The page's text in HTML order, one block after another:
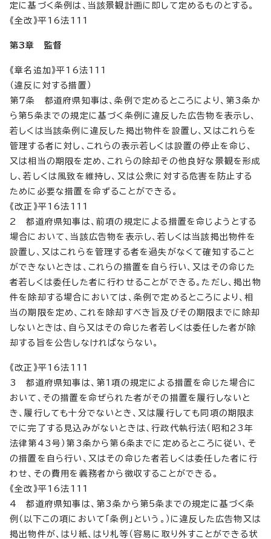
定に基づく条例は、当該景観計画に即して定めるものとする。
《全改》平16法111
第3章 監督
《章名追加》平16法111
（違反に対する措置）
第7条 都道府県知事は、条例で定めるところにより、第3条か
ら第5条までの規定に基づく条例に違反した広告物を表示し、
若しくは当該条例に違反した掲出物件を設置し、又はこれらを
管理する者に対し、これらの表示若しくは設置の停止を命じ、
又は相当の期限を定め、これらの除却その他良好な景観を形成
し、若しくは風致を維持し、又は公衆に対する危害を防止する
ために必要な措置を命ずることができる。
《改正》平16法111
2 都道府県知事は、前項の規定による措置を命じようとする
場合において、当該広告物を表示し、若しくは当該掲出物件を
設置し、又はこれらを管理する者を過失がなくて確知すること
ができないときは、これらの措置を自ら行い、又はその命じた
者若しくは委任した者に行わせることができる。ただし、掲出物
件を除却する場合においては、条例で定めるところにより、相
当の期限を定め、これを除却すべき旨及びその期限までに除却
しないときは、自ら又はその命じた者若しくは委任した者が除
却する旨を公告しなければならない。
《改正》平16法111
3 都道府県知事は、第1項の規定による措置を命じた場合に
おいて、その措置を命ぜられた者がその措置を履行しないと
き、履行しても十分でないとき、又は履行しても同項の期限ま
でに完了する見込みがないときは、行政代執行法（昭和23年
法律第43号）第3条から第6条までに定めるところに従い、そ
の措置を自ら行い、又はその命じた者若しくは委任した者に行
わせ、その費用を義務者から徴収することができる。
《全改》平16法111
4 都道府県知事は、第3条から第5条までの規定に基づく条
例（以下この項において「条例」という。）に違反した広告物又は
掲出物件が、はり紙、はり札等（容易に取り外すことができる状